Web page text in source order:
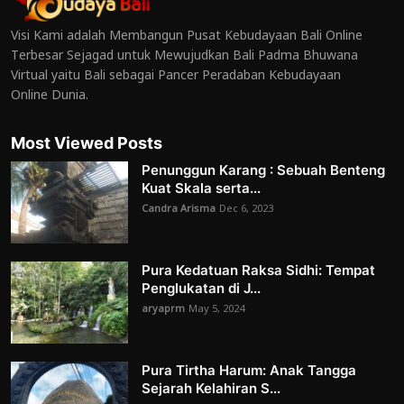
Visi Kami adalah Membangun Pusat Kebudayaan Bali Online
Terbesar Sejagad untuk Mewujudkan Bali Padma Bhuwana
Virtual yaitu Bali sebagai Pancer Peradaban Kebudayaan
Online Dunia.
Most Viewed Posts
Penunggun Karang : Sebuah Benteng
Kuat Skala serta...
Candra Arisma Dec 6, 2023
Pura Kedatuan Raksa Sidhi: Tempat
Penglukatan di J...
aryaprm May 5, 2024
Pura Tirtha Harum: Anak Tangga
Sejarah Kelahiran S...